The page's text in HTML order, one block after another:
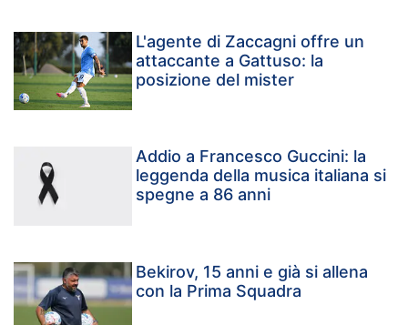
L'agente di Zaccagni offre un
attaccante a Gattuso: la
posizione del mister
Addio a Francesco Guccini: la
leggenda della musica italiana si
spegne a 86 anni
Bekirov, 15 anni e già si allena
con la Prima Squadra